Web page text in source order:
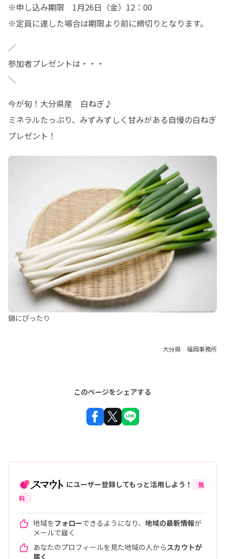
※申し込み期限　1月26日（金）12：00
※定員に達した場合は期限より前に締切りとなります。
／
参加者プレゼントは・・・
＼
今が旬！大分県産　白ねぎ♪
ミネラルたっぷり、みずみずしく甘みがある自慢の白ねぎ
プレゼント！
鍋にぴったり
大分県 福岡事務所
このページをシェアする
にユーザー登録してもっと活用しよう！
無
料
地域をフォローできるようになり、 地域の最新情報が
メールで届く
あなたのプロフィールを見た地域の人から スカウトが
届く